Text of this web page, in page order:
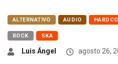
ALTERNATIVO AUDIO
ROCK SKA
Luis Ángel agosto 26,